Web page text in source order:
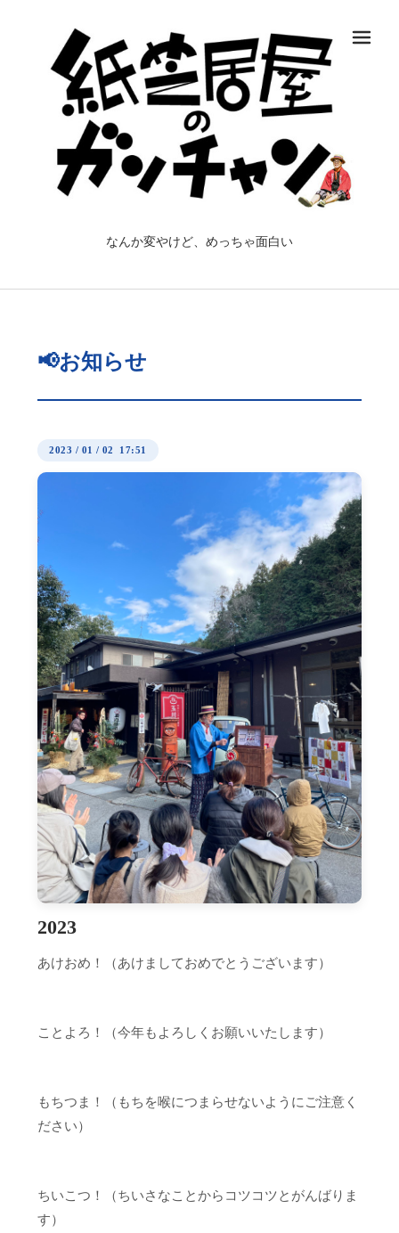
なんか変やけど、めっちゃ面白い
📢お知らせ
2023 / 01 / 02 17:51
2023
あけおめ！（あけましておめでとうございます）
ことよろ！（今年もよろしくお願いいたします）
もちつま！（もちを喉につまらせないようにご注意く
ださい）
ちいこつ！（ちいさなことからコツコツとがんばりま
す）